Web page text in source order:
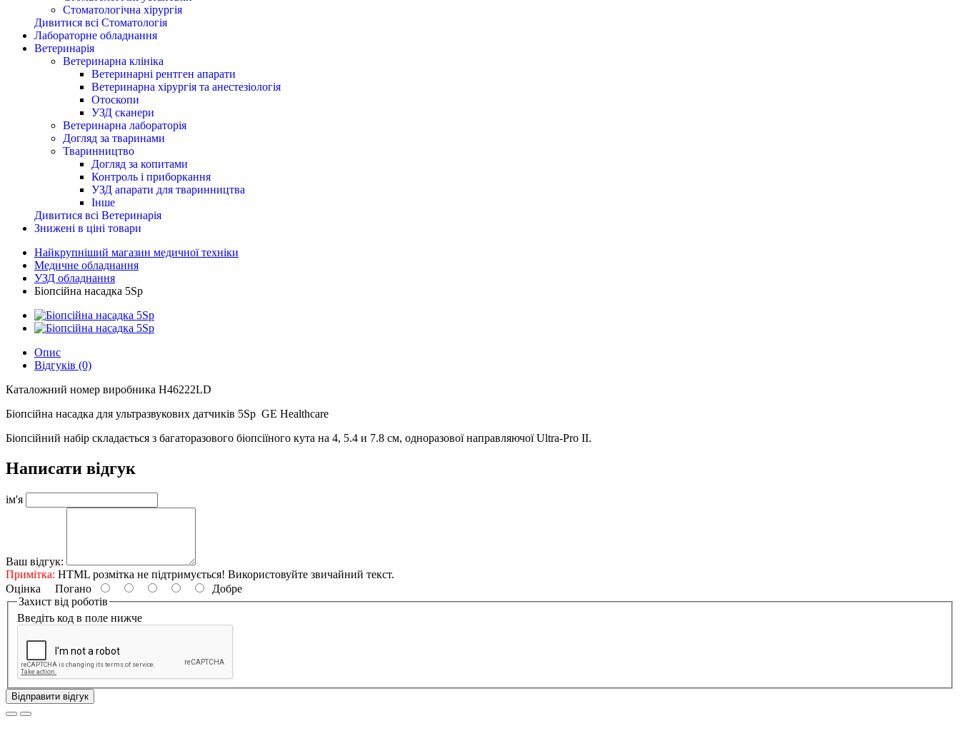
Стоматологічна хірургія
Дивитися всі Стоматологія
Лабораторне обладнання
Ветеринарія
Ветеринарна клініка
Ветеринарні рентген апарати
Ветеринарна хірургія та анестезіологія
Отоскопи
УЗД сканери
Ветеринарна лабораторія
Догляд за тваринами
Тваринництво
Догляд за копитами
Контроль і приборкання
УЗД апарати для тваринництва
Інше
Дивитися всі Ветеринарія
Знижені в ціні товари
Найкрупніший магазин медичної техніки
Медичне обладнання
УЗД обладнання
Біопсійна насадка 5Sp
Опис
Відгуків (0)
Каталожний номер виробника H46222LD
Біопсійна насадка для ультразвукових датчиків 5Sp GE Healthcare
Біопсійний набір складається з багаторазового біопсіїного кута на 4, 5.4 и 7.8 см, одноразової направляючої Ultra-Pro II.
Написати відгук
ім'я
Ваш відгук:
Примітка: HTML розмітка не підтримується! Використовуйте звичайний текст.
Оцінка Погано
Добре
Захист від роботів
Введіть код в поле нижче
Відправити відгук